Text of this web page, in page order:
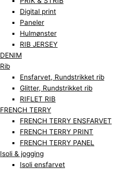
Digital print
Paneler
Hulmønster
RIB JERSEY
DENIM
Rib
Ensfarvet, Rundstrikket rib
Glitter, Rundstrikket rib
RIFLET RIB
FRENCH TERRY
FRENCH TERRY ENSFARVET
FRENCH TERRY PRINT
FRENCH TERRY PANEL
Isoli & jogging
Isoli ensfarvet